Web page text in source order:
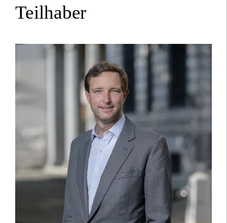
Teilhaber